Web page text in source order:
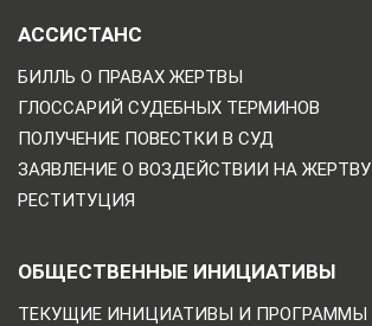
АССИСТАНС
БИЛЛЬ О ПРАВАХ ЖЕРТВЫ
ГЛОССАРИЙ СУДЕБНЫХ ТЕРМИНОВ
ПОЛУЧЕНИЕ ПОВЕСТКИ В СУД
ЗАЯВЛЕНИЕ О ВОЗДЕЙСТВИИ НА ЖЕРТВУ
РЕСТИТУЦИЯ
ОБЩЕСТВЕННЫЕ ИНИЦИАТИВЫ
ТЕКУЩИЕ ИНИЦИАТИВЫ И ПРОГРАММЫ